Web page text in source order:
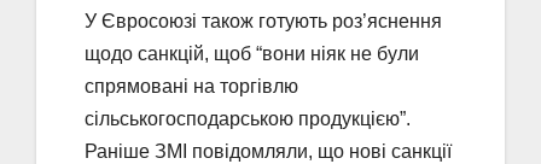
У Євросоюзі також готують роз’яснення
щодо санкцій, щоб “вони ніяк не були
спрямовані на торгівлю
сільськогосподарською продукцією”.
Раніше ЗМІ повідомляли, що нові санкції